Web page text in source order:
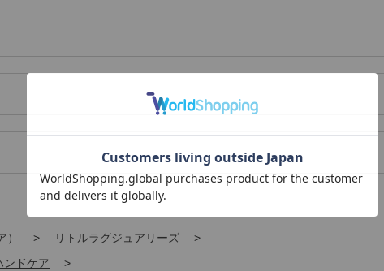
> リトルラグジュアリーズ
>
ンドケア
>